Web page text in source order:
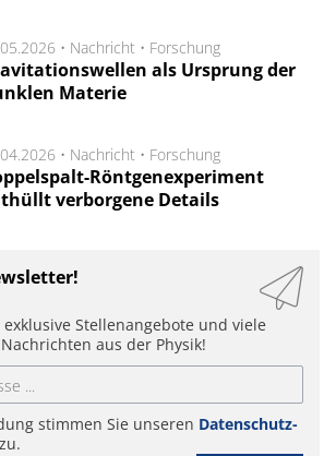
• Nachricht • Forschung
als Ursprung der
Materie
• Nachricht • Forschung
Röntgenexperiment
verborgene Details
Stellenangebote und viele
aus der Physik!
stimmen Sie unseren Datenschutz-
zu.